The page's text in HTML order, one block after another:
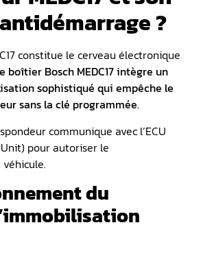
?
constitue le cerveau électronique
boîtier Bosch MEDC17 intègre un
sophistiqué qui empêche le
sans la clé programmée.
communique avec l’ECU
pour autoriser le
du